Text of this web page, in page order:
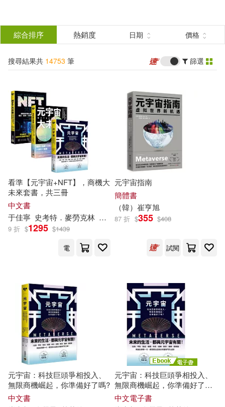
結
篩
選
分類 (單選)
所有商品(14753)
圖書(12180)
雜誌(104) 美妝(2)
服飾(9) 家居生活(36)
美食(49) 3C(453)
家電(31) 保健(18)
設計文具(21) 無印良品(5)
星巴克(2)
婦幼生活(53) 餐廚生活(4)
鞋包配件(34) 寵物生活(65)
玲廊滿藝(2) 電子書(874)
有聲書(68)
展開
作者 (可複選)
崔鍾雷(1266)
崔鍾雷（主編）(615)
藤沢亨(147) 崔鐘雷(133)
川原礫(94) 寂寞我獨走(93)
朴始連(83) 蘇昭旭(79)
（美）歐·亨利(55)
崔鍾雷編(48) 曾昭旭(48)
展開
出版社 (可複選)
東立(861)
吉林美術出版社(757)
哈爾濱出版社(299)展開
綜合排序 熱銷度 日期 價格
搜尋結果共 14753 筆 篩選
看準【元宇宙+NFT】，商機大
未來套書，共三冊
中文書
于佳寧 史考特．麥勞克林 崔 旭 成素羅 羅夫．胡佛
9 折 $1295 $1439
電
元宇宙指南
簡體書
（韓） 崔亨旭
87 折 $355 $408
試閱
元宇宙：科技巨頭爭相投入、
無限商機崛起，你準備好了嗎?
中文書
元宇宙：科技巨頭爭相投入、
無限商機崛起，你準備好了嗎?
(電子書)
中文電子書